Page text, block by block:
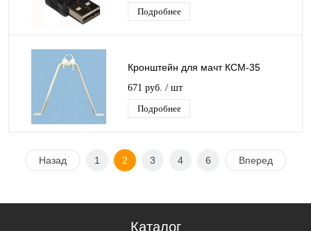
Подробнее
Кронштейн для мачт КСМ-35
671 руб. / шт
Подробнее
Назад 1 2 3 4 6 Вперед
Каталог